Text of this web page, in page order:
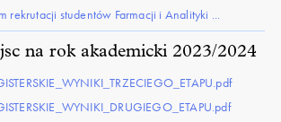
rekrutacji studentów Farmacji i Analityki ...
na rok akademicki 2023/2024